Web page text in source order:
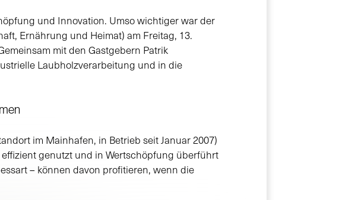
und Innovation. Umso wichtiger war der
Ernährung und Heimat) am Freitag, 13.
mit den Gastgebern Patrik
Laubholzverarbeitung und in die
im Mainhafen, in Betrieb seit Januar 2007)
genutzt und in Wertschöpfung überführt
– können davon profitieren, wenn die